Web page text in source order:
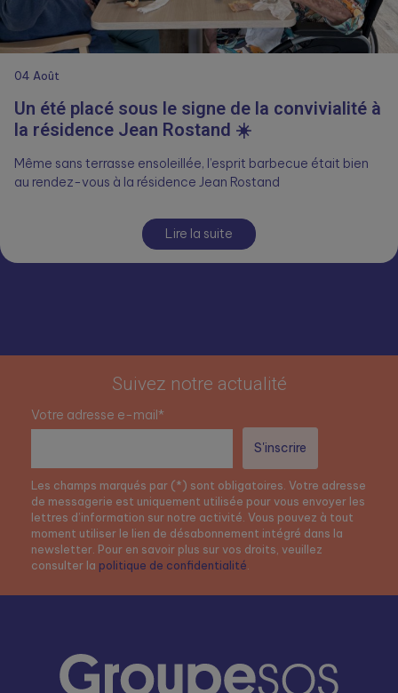
04 Août
Un été placé sous le signe de la convivialité à
la résidence Jean Rostand ☀️
Même sans terrasse ensoleillée, l’esprit barbecue était bien
au rendez-vous à la résidence Jean Rostand
Lire la suite
Suivez notre actualité
Votre adresse e-mail*
Les champs marqués par (*) sont obligatoires. Votre adresse
de messagerie est uniquement utilisée pour vous envoyer les
lettres d’information sur notre activité. Vous pouvez à tout
moment utiliser le lien de désabonnement intégré dans la
newsletter. Pour en savoir plus sur vos droits, veuillez
consulter la politique de confidentialité.